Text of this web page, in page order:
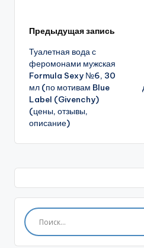
Навигация
записи
Предыдущая запись
Туалетная вода с
феромонами мужская
Formula Sexy №6, 30
мл (по мотивам Blue
Label (Givenchy)
(цены, отзывы,
описание)